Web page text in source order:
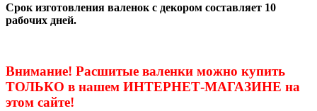
Срок изготовления валенок с декором составляет 10
рабочих дней.
Внимание! Расшитые валенки можно купить
ТОЛЬКО в нашем ИНТЕРНЕТ-МАГАЗИНЕ на
этом сайте!